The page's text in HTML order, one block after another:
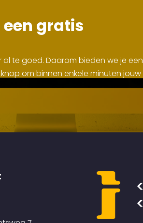
gratis
te goed. Daarom bieden we je een
om binnen enkele minuten jouw